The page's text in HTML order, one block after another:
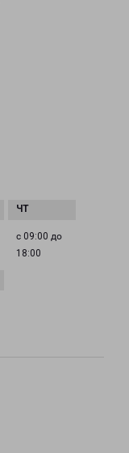
с 09:00 до
18:00